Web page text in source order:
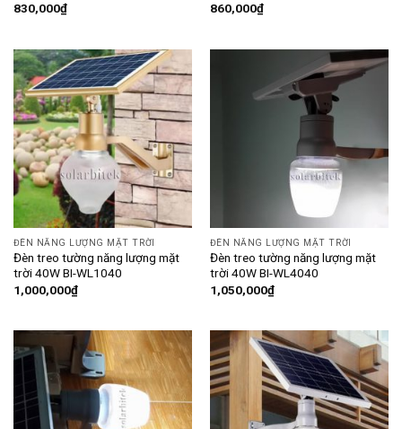
830,000₫
860,000₫
ĐÈN NĂNG LƯỢNG MẶT TRỜI
Đèn treo tường năng lượng mặt
trời 40W BI-WL1040
1,000,000₫
ĐÈN NĂNG LƯỢNG MẶT TRỜI
Đèn treo tường năng lượng mặt
trời 40W BI-WL4040
1,050,000₫